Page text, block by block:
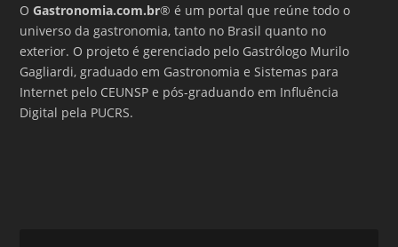
OGastronomia.com.br® é um portal que reúne todo o
universo da gastronomia, tanto no Brasil quanto no
exterior. O projeto é gerenciado pelo Gastrólogo Murilo
Gagliardi, graduado em Gastronomia e Sistemas para
Internet pelo CEUNSP e pós-graduando em Influência
Digital pela PUCRS.